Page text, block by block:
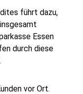
führt dazu,
Essen
durch diese
vor Ort.